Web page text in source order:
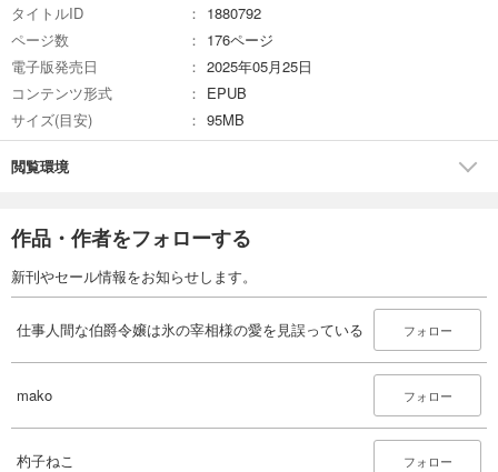
タイトルID
1880792
ページ数
176ページ
電子版発売日
2025年05月25日
コンテンツ形式
EPUB
サイズ(目安)
95MB
閲覧環境
作品・作者をフォローする
新刊やセール情報をお知らせします。
仕事人間な伯爵令嬢は氷の宰相様の愛を見誤っている フォロー
mako フォロー
杓子ねこ フォロー